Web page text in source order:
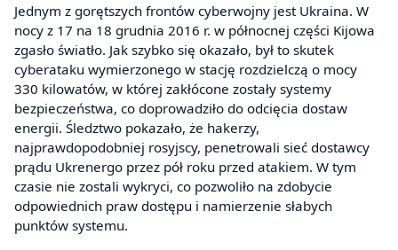
Jednym z gorętszych frontów cyberwojny jest Ukraina. W
nocy z 17 na 18 grudnia 2016 r. w północnej części Kijowa
zgasło światło. Jak szybko się okazało, był to skutek
cyberataku wymierzonego w stację rozdzielczą o mocy
330 kilowatów, w której zakłócone zostały systemy
bezpieczeństwa, co doprowadziło do odcięcia dostaw
energii. Śledztwo pokazało, że hakerzy,
najprawdopodobniej rosyjscy, penetrowali sieć dostawcy
prądu Ukrenergo przez pół roku przed atakiem. W tym
czasie nie zostali wykryci, co pozwoliło na zdobycie
odpowiednich praw dostępu i namierzenie słabych
punktów systemu.